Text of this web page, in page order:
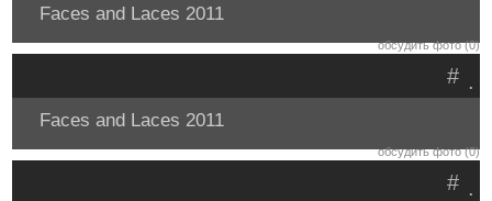
Faces and Laces 2011
обсудить фото (0)
.
#
Faces and Laces 2011
обсудить фото (0)
.
#